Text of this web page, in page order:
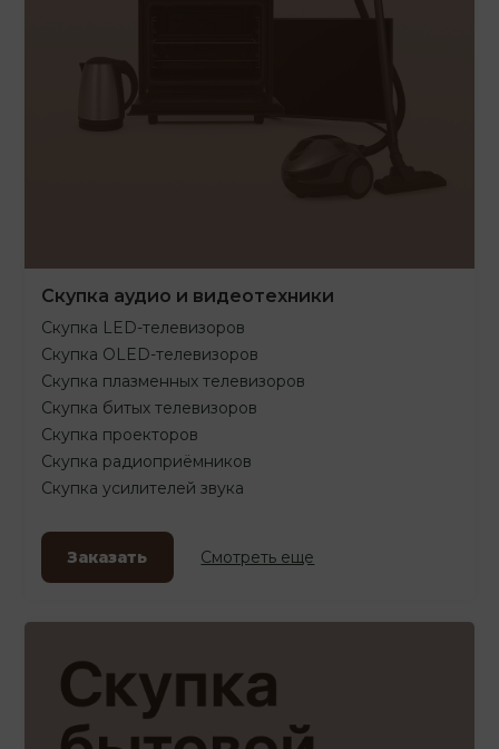
Скупка аудио и видеотехники
Скупка LED-телевизоров
Скупка OLED-телевизоров
Скупка плазменных телевизоров
Скупка битых телевизоров
Скупка проекторов
Скупка радиоприёмников
Скупка усилителей звука
Заказать Смотреть еще